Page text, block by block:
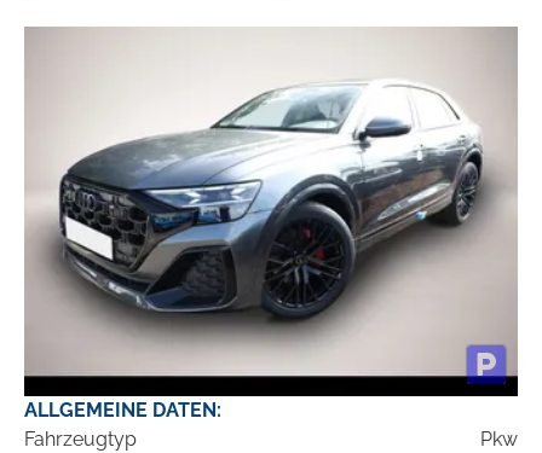
ALLGEMEINE DATEN:
Fahrzeugtyp
Pkw